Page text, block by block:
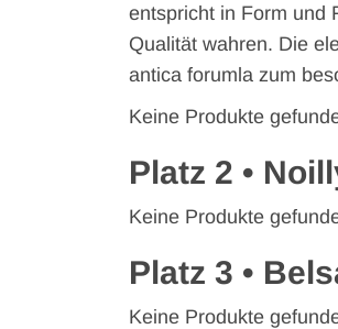
entspricht in Form und
Qualität wahren. Die
antica forumla zum
Keine Produkte
Platz 2 •
Keine Produkte
Platz 3 •
Keine Produkte